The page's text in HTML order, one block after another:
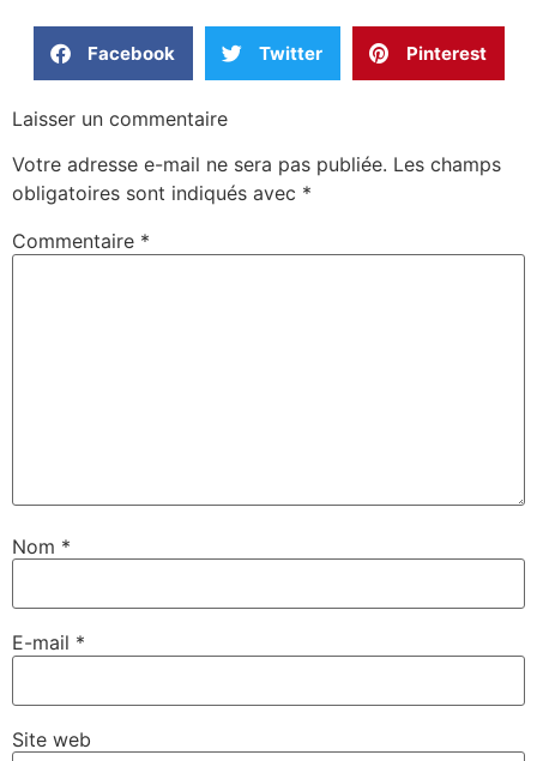
Facebook Twitter Pinterest
Laisser un commentaire
Votre adresse e-mail ne sera pas publiée. Les champs
obligatoires sont indiqués avec *
Commentaire *
Nom *
E-mail *
Site web